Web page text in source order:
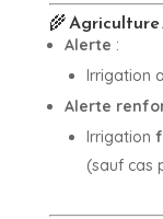
🌾
Alerte :
Irrigation
Alerte
Irrigation
(sauf cas